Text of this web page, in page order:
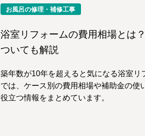
お風呂の修理・補修工事
浴室リフォームの費用相場とは
ついても解説
築年数が10年を超えると気になる浴室リ
では、ケース別の費用相場や補助金の使
役立つ情報をまとめています。